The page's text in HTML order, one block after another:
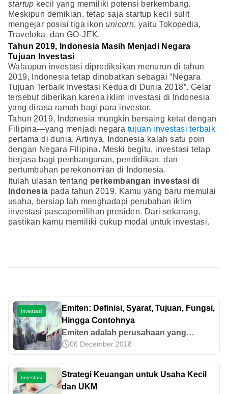
startup kecil yang memiliki potensi berkembang.
Meskipun demikian, tetap saja startup kecil sulit
mengejar posisi tiga ikonunicorn, yaitu Tokopedia,
Traveloka, dan GO-JEK.
Tahun 2019, Indonesia Masih Menjadi Negara
Tujuan Investasi
Walaupun investasi diprediksikan menurun di tahun
2019, Indonesia tetap dinobatkan sebagai “Negara
Tujuan Terbaik Investasi Kedua di Dunia 2018”. Gelar
tersebut diberikan karena iklim investasi di Indonesia
yang dirasa ramah bagi para investor.
Tahun 2019, Indonesia mungkin bersaing ketat dengan
Filipina—yang menjadi negara tujuan investasi terbaik
pertama di dunia. Artinya, Indonesia kalah satu poin
dengan Negara Filipina. Meski begitu, investasi tetap
berjasa bagi pembangunan, pendidikan, dan
pertumbuhan perekonomian di Indonesia.
Itulah ulasan tentang perkembangan investasi di
Indonesia pada tahun 2019. Kamu yang baru memulai
usaha, bersiap lah menghadapi perubahan iklim
investasi pascapemilihan presiden. Dari sekarang,
pastikan kamu memiliki cukup modal untuk investasi.
Investasi
Emiten: Definisi, Syarat, Tujuan, Fungsi,
Hingga Contohnya
Emiten adalah perusahaan yang
melakukan penawaran umum di pasar
modal. Cari tahu selengkapnya tentang
syarat, tujuan, fungsi, hingga contoh
emiten di sini!
06 December 2018
Investasi
Strategi Keuangan untuk Usaha Kecil
dan UKM